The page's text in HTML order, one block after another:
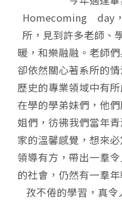
Homecoming day
所，見到許多老師、
暖，和樂融融。老師
卻依然關心著系所的
歷史的專業領域中有
在學的學弟妹們，他
姐們，彷彿我們當年
家的溫馨感覺，想來
領導有方，帶出一羣
的社會，仍然有一羣
孜不倦的學習，真